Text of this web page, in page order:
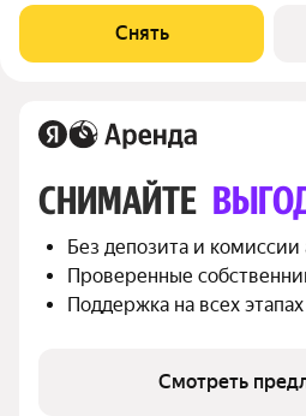
Духовой шкаф Стиральная машина Холодильник
Посудомоечная машина Бойлер
Снять
СНИМАЙТЕ
Без депозита и комиссии
Проверенные
Поддержка на всех
Смотреть